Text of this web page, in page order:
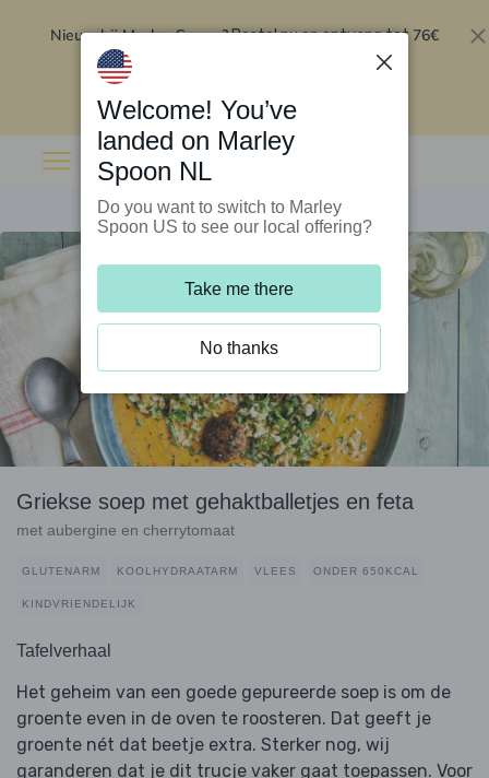
Nieuw bij Marley Spoon?Bestel nu en ontvang tot 76€
Griekse soep met gehaktballetjes en feta
met aubergine en cherrytomaat
GLUTENARM KOOLHYDRAATARM VLEES ONDER 650KCAL
KINDVRIENDELIJK
Tafelverhaal
Het geheim van een goede gepureerde soep is om de
groente even in de oven te roosteren. Dat geeft je
groente nét dat beetje extra. Sterker nog, wij
garanderen dat je dit trucje vaker gaat toepassen. Voor
Welcome! You’ve
landed on Marley
Spoon NL
Do you want to switch to Marley
Spoon US to see our local offering?
Take me there
No thanks